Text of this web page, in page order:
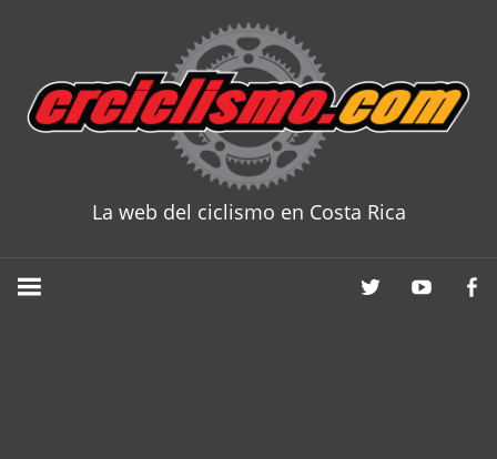
content
La web del ciclismo en Costa Rica